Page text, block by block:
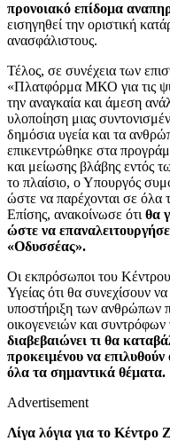
προνοιακό επίδομα
εισηγηθεί την οριστική
ανασφάλιστους.
Τέλος, σε συνέχεια των
«Πλατφόρμα ΜΚΟ για τις
την αναγκαία και άμεση
υλοποίηση μιας
δημόσια υγεία και τα
επικεντρώθηκε στα
και μείωσης βλάβης εντός
το πλαίσιο, ο Υπουργός
ώστε να παρέχονται σε όλα
Επίσης, ανακοίνωσε ότι θα
ώστε να
«Οδυσσέας».
Οι εκπρόσωποι του
Υγείας ότι θα συνεχίσουν να
υποστήριξη των
οικογενειών και
διαβεβαιώνει τι θα
προκειμένου να
όλα τα σημαντικά θέματα.
Advertisement
Λίγα λόγια για το Κέντρο